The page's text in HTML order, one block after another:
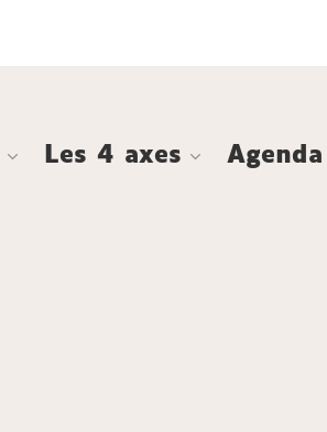
Les 4 axes Agenda